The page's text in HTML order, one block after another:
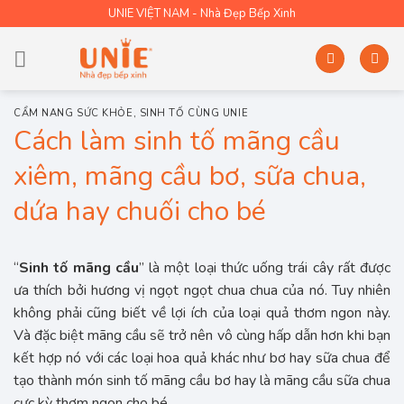
to
content
UNIE VIỆT NAM - Nhà Đẹp Bếp Xinh
CẨM NANG SỨC KHỎE , SINH TỐ CÙNG UNIE
Cách làm sinh tố mãng cầu
xiêm, mãng cầu bơ, sữa chua,
dứa hay chuối cho bé
“Sinh tố mãng cầu” là một loại thức uống trái cây rất được
ưa thích bởi hương vị ngọt ngọt chua chua của nó. Tuy nhiên
không phải cũng biết về lợi ích của loại quả thơm ngon này.
Và đặc biệt mãng cầu sẽ trở nên vô cùng hấp dẫn hơn khi bạn
kết hợp nó với các loại hoa quả khác như bơ hay sữa chua để
tạo thành món sinh tố mãng cầu bơ hay là mãng cầu sữa chua